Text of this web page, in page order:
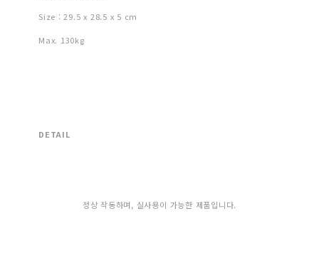
Size : 29.5 x 28.5 x 5 cm
Max. 130kg
DETAIL
정상 작동하며, 실사용이 가능한 제품입니다.